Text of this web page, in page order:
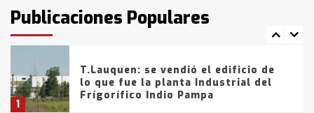
Publicaciones Populares
fueron detenidos por
comercialización de drogas en la
tarde del sábado
1
T.Lauquen: se vendió el edificio de
lo que fue la planta Industrial del
Frígorífico Indio Pampa